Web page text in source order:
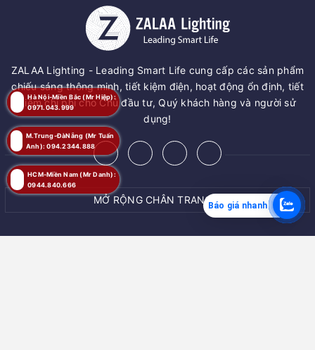
ZALAA Lighting - Leading Smart Life cung cấp các sản phẩm
chiếu sáng thông minh, tiết kiệm điện, hoạt động ổn định, tiết
kiệm chi phí cho Chủ đầu tư, Quý khách hàng và người sử
dụng!
MỞ RỘNG CHÂN TRANG
HCM-Miền Nam (Mr Danh):
0944.840.666
Hà Nội-Miền Bắc (Mr Hiệp):
0971.043.999
M.Trung-ĐàNẵng (Mr Tuấn
Anh): 094.2344.888
Báo giá nhanh